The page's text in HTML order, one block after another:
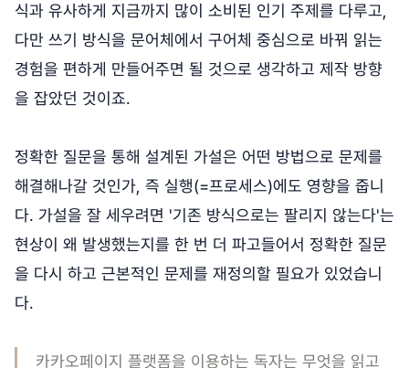
식과 유사하게 지금까지 많이 소비된 인기 주제를 다루고,
다만 쓰기 방식을 문어체에서 구어체 중심으로 바꿔 읽는
경험을 편하게 만들어주면 될 것으로 생각하고 제작 방향
을 잡았던 것이죠.
정확한 질문을 통해 설계된 가설은 어떤 방법으로 문제를
해결해나갈 것인가, 즉 실행(=프로세스)에도 영향을 줍니
다. 가설을 잘 세우려면 '기존 방식으로는 팔리지 않는다'는
현상이 왜 발생했는지를 한 번 더 파고들어서 정확한 질문
을 다시 하고 근본적인 문제를 재정의할 필요가 있었습니
다.
카카오페이지 플랫폼을 이용하는 독자는 무엇을 읽고